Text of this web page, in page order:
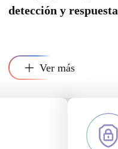
detección y respuesta
Ver más